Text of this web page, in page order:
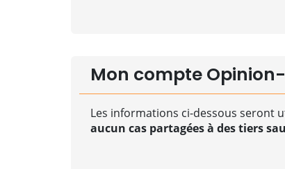
Mon compte
Les informations ci-dessous seront
aucun cas partagées à des tiers